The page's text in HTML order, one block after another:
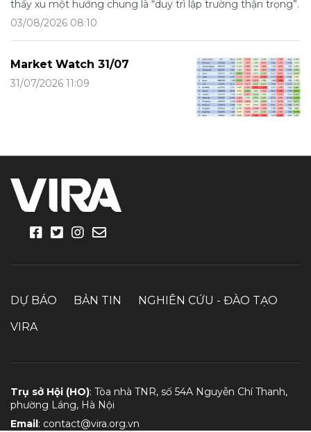
thấy xu một hướng chung là “duy trì lập trường thận trọng”.
03/08/2026 08:10
Market Watch 31/07
31/07/2026 11:09
DỰ BÁO BẢN TIN
NGHIÊN CỨU - ĐÀO TẠO
VIRA
Trụ sở Hội (HO): Tòa nhà TNR, số 54A Nguyễn Chí Thanh,
phường Láng, Hà Nội
Email: contact@vira.org.vn